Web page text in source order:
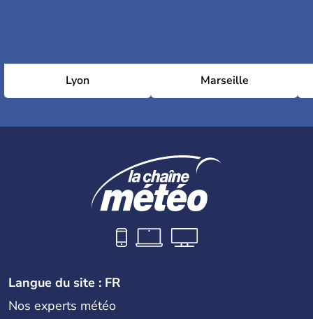
Lyon Marseille
Langue du site : FR
Nos experts météo